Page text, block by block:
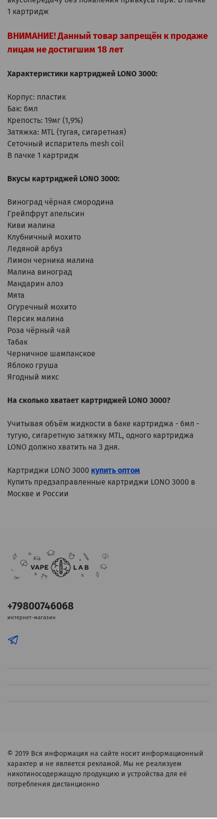
1 картридж
ВНИМАНИЕ! Данный товар запрещён к продаже
лицам не достигшим 18 лет
Характеристики картриджей LONO 3000:
Корпус: пластик
Бак: 6мл
Крепость: 19мг (1,9%)
Затяжка: MTL (тугая, сигаретная)
Сеточный испаритель mesh coil
В пачке 1 картридж
Вкусы картриджей LONO 3000:
Виноград чёрная смородина
Грейпфрут апельсин
Киви малина
Клубничный мохито
Ледяной арбуз
Лимон черника малина
Малина виноград
Мандарин алоэ
Мята
Огуречный мохито
Персик малина
Роза чёрный чай
Табак
Черничное шампанское
Яблоко груша
Ягодный микс
На сколько хватает картриджей LONO 3000?
Учитывая объём жидкости в баке картриджа - 6мл -
тугую, сигаретную затяжку MTL, одного картриджа
LONO должно хватить на 3 дня.
Картриджи LONO 3000 купить оптом
Купить предзаправленные картриджи LONO 3000 в
Москве и России
+79800746068
интернет-магазин
© 2019 Вся информация на сайте носит информационный
характер и не является рекламой. Мы не реализуем
никотиносодержащую продукцию и устройства для её
потребления дистанционно